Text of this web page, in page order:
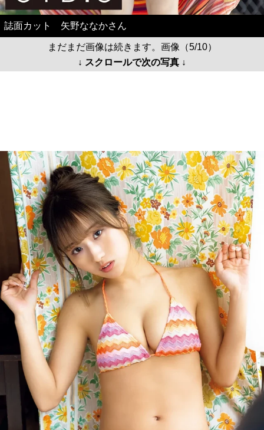
誌面カット 矢野ななかさん
まだまだ画像は続きます。画像（5/10）
↓ スクロールで次の写真 ↓